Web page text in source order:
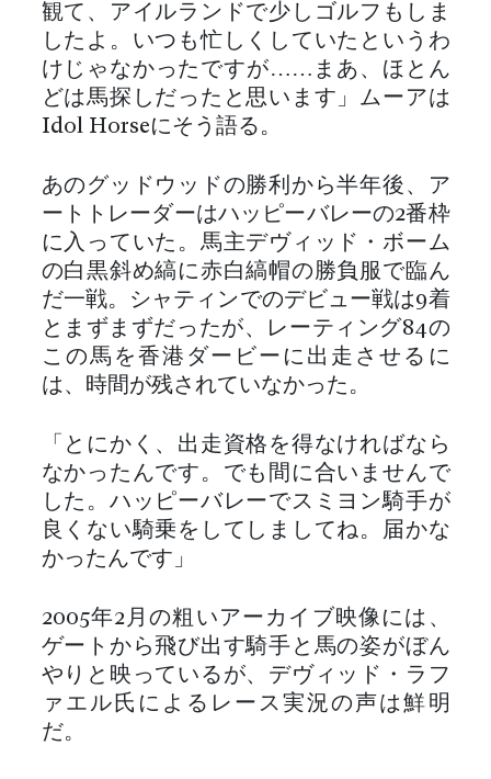
観て、アイルランドで少しゴルフもしま
したよ。いつも忙しくしていたというわ
けじゃなかったですが……まあ、ほとん
どは馬探しだったと思います」ムーアは
Idol Horseにそう語る。
あのグッドウッドの勝利から半年後、ア
ートトレーダーはハッピーバレーの2番枠
に入っていた。馬主デヴィッド・ボーム
の白黒斜め縞に赤白縞帽の勝負服で臨ん
だ一戦。シャティンでのデビュー戦は9着
とまずまずだったが、レーティング84の
この馬を香港ダービーに出走させるに
は、時間が残されていなかった。
「とにかく、出走資格を得なければなら
なかったんです。でも間に合いませんで
した。ハッピーバレーでスミヨン騎手が
良くない騎乗をしてしましてね。届かな
かったんです」
2005年2月の粗いアーカイブ映像には、
ゲートから飛び出す騎手と馬の姿がぼん
やりと映っているが、デヴィッド・ラフ
ァエル氏によるレース実況の声は鮮明
だ。